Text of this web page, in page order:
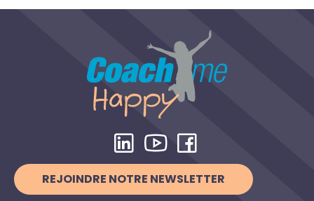
REJOINDRE NOTRE NEWSLETTER